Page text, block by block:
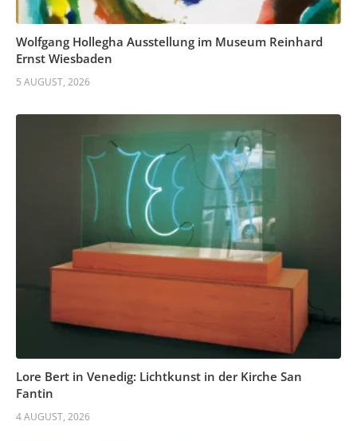
Wolfgang Hollegha Ausstellung im Museum Reinhard
Ernst Wiesbaden
5 AUGUST, 2026
Lore Bert in Venedig: Lichtkunst in der Kirche San
Fantin
4 AUGUST, 2026